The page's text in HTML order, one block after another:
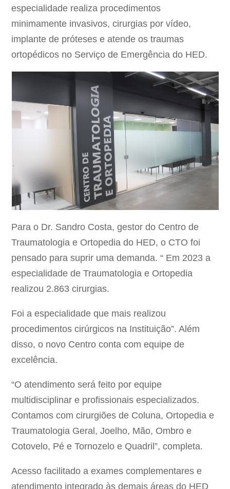
especialidade realiza procedimentos
minimamente invasivos, cirurgias por vídeo,
implante de próteses e atende os traumas
ortopédicos no Serviço de Emergência do HED.
Para o Dr. Sandro Costa, gestor do Centro de
Traumatologia e Ortopedia do HED, o CTO foi
pensado para suprir uma demanda. “ Em 2023 a
especialidade de Traumatologia e Ortopedia
realizou 2.863 cirurgias.
Foi a especialidade que mais realizou
procedimentos cirúrgicos na Instituição”. Além
disso, o novo Centro conta com equipe de
excelência.
“O atendimento será feito por equipe
multidisciplinar e profissionais especializados.
Contamos com cirurgiões de Coluna, Ortopedia e
Traumatologia Geral, Joelho, Mão, Ombro e
Cotovelo, Pé e Tornozelo e Quadril”, completa.
Acesso facilitado a exames complementares e
atendimento integrado às demais áreas do HED